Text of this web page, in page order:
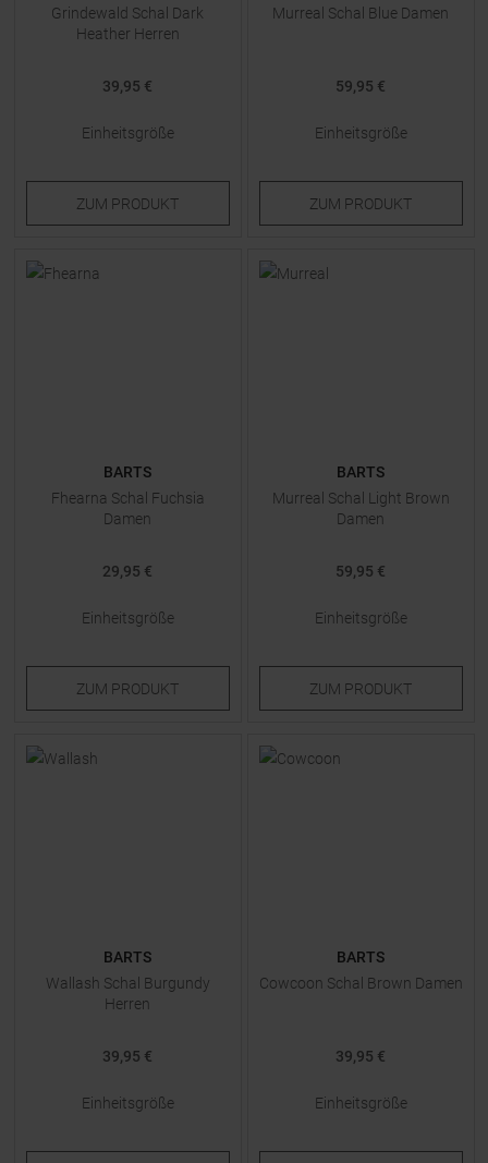
Grindewald Schal Dark
Heather Herren
39,95 €
Einheitsgröße
ZUM PRODUKT
Murreal Schal Blue Damen
59,95 €
Einheitsgröße
ZUM PRODUKT
BARTS
Fhearna Schal Fuchsia
Damen
29,95 €
Einheitsgröße
ZUM PRODUKT
BARTS
Murreal Schal Light Brown
Damen
59,95 €
Einheitsgröße
ZUM PRODUKT
BARTS
Wallash Schal Burgundy
Herren
39,95 €
Einheitsgröße
BARTS
Cowcoon Schal Brown Damen
39,95 €
Einheitsgröße